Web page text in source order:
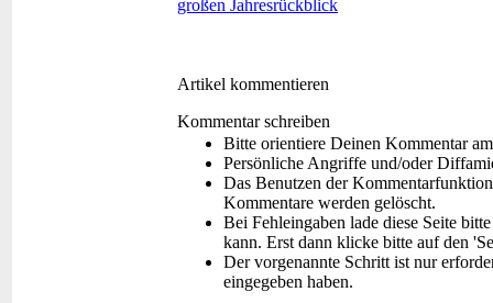
großen Jahresrückblick
Artikel kommentieren
Kommentar schreiben
Bitte orientiere Deinen Kommentar
Persönliche Angriffe und/oder
Das Benutzen der
Kommentare werden gelöscht.
Bei Fehleingaben lade diese Seite
kann. Erst dann klicke bitte auf den
Der vorgenannte Schritt ist nur
eingegeben haben.